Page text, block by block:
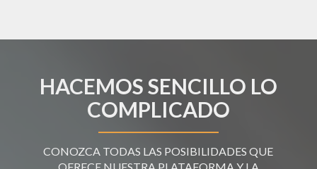
HACEMOS SENCILLO LO
COMPLICADO
CONOZCA TODAS LAS POSIBILIDADES QUE
OFRECE NUESTRA PLATAFORMA Y LA